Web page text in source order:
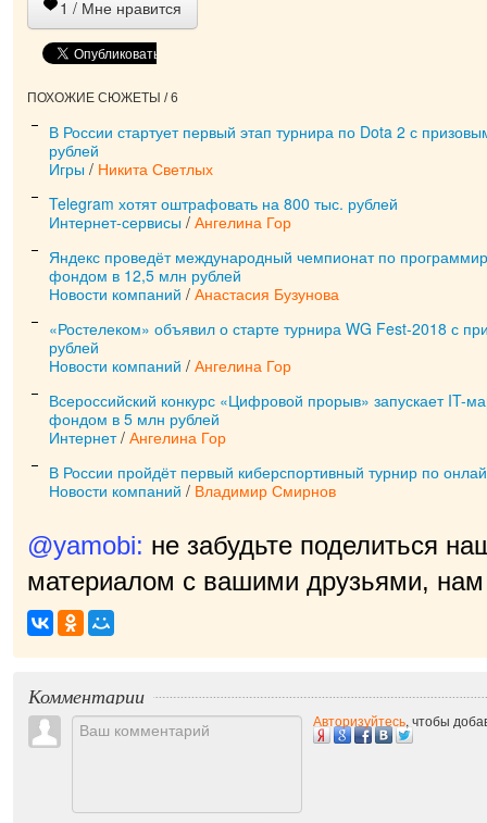
1 / Мне нравится
ПОХОЖИЕ СЮЖЕТЫ / 6
В России стартует первый этап турнира по Dota 2 с
рублей
Игры / Никита Светлых
Telegram хотят оштрафовать на 800 тыс. рублей
Интернет-сервисы / Ангелина Гор
Яндекс проведёт международный чемпионат по
фондом в 12,5 млн рублей
Новости компаний / Анастасия Бузунова
«Ростелеком» объявил о старте турнира WG Fest-2018 с
рублей
Новости компаний / Ангелина Гор
Всероссийский конкурс «Цифровой прорыв» запускает IT-
фондом в 5 млн рублей
Интернет/ Ангелина Гор
В России пройдёт первый киберспортивный турнир по
Новости компаний / Владимир Смирнов
@yamobi: не забудьте поделиться
материалом с вашими друзьями, нам
прият|
Комментарии